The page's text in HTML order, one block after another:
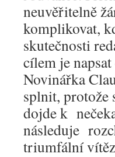
neuvěřitelně
komplikovat,
skutečnosti
cílem je
Novinářka
splnit, protože
dojde k
následuje
triumfální